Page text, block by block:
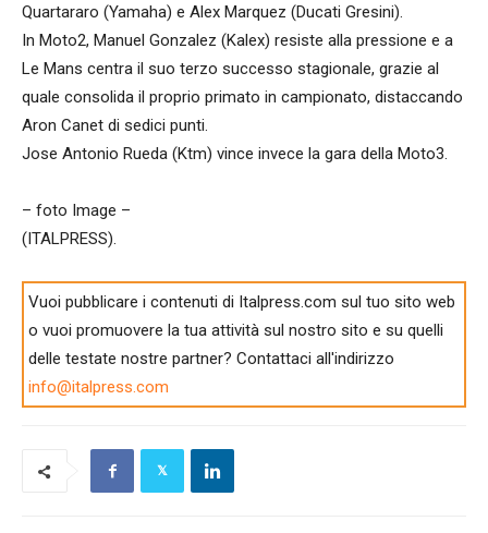
Quartararo (Yamaha) e Alex Marquez (Ducati Gresini).
In Moto2, Manuel Gonzalez (Kalex) resiste alla pressione e a
Le Mans centra il suo terzo successo stagionale, grazie al
quale consolida il proprio primato in campionato, distaccando
Aron Canet di sedici punti.
Jose Antonio Rueda (Ktm) vince invece la gara della Moto3.
– foto Image –
(ITALPRESS).
Vuoi pubblicare i contenuti di Italpress.com sul tuo sito web
o vuoi promuovere la tua attività sul nostro sito e su quelli
delle testate nostre partner? Contattaci all'indirizzo
info@italpress.com